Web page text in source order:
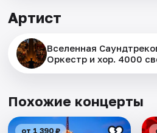
Артист
Вселенная
Оркестр и хор. 4000
Похожие концерты
от 1 390 ₽